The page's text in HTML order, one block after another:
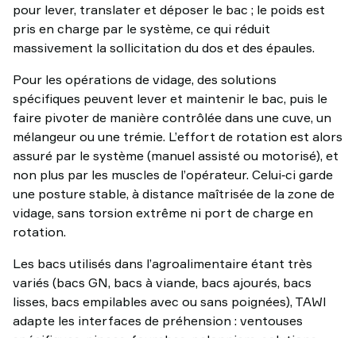
pour lever, translater et déposer le bac ; le poids est
pris en charge par le système, ce qui réduit
massivement la sollicitation du dos et des épaules.
Pour les opérations de vidage, des solutions
spécifiques peuvent lever et maintenir le bac, puis le
faire pivoter de manière contrôlée dans une cuve, un
mélangeur ou une trémie. L’effort de rotation est alors
assuré par le système (manuel assisté ou motorisé), et
non plus par les muscles de l’opérateur. Celui‑ci garde
une posture stable, à distance maîtrisée de la zone de
vidage, sans torsion extrême ni port de charge en
rotation.
Les bacs utilisés dans l’agroalimentaire étant très
variés (bacs GN, bacs à viande, bacs ajourés, bacs
lisses, bacs empilables avec ou sans poignées), TAWI
adapte les interfaces de préhension : ventouses